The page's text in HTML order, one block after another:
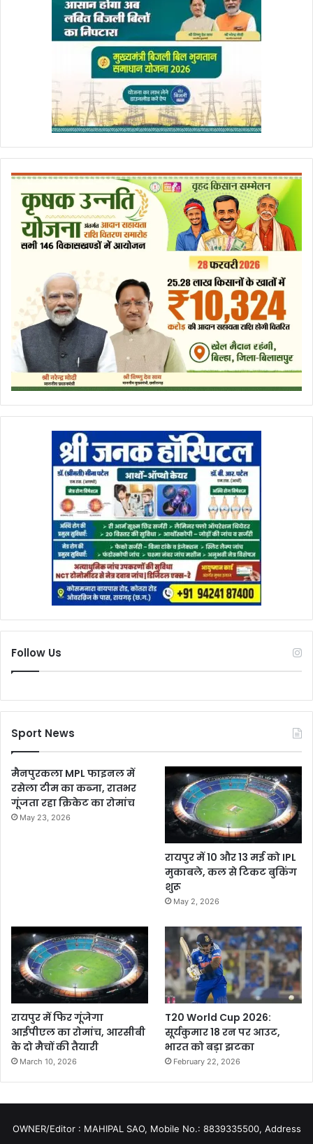
Follow Us
Sport News
मैनपुरकला MPL फाइनल में
रसेला टीम का कब्जा, रातभर
गूंजता रहा क्रिकेट का रोमांच
May 23, 2026
रायपुर में 10 और 13 मई को IPL
मुकाबले, कल से टिकट बुकिंग
शुरू
May 2, 2026
रायपुर में फिर गूंजेगा
आईपीएल का रोमांच, आरसीबी
के दो मैचों की तैयारी
March 10, 2026
T20 World Cup 2026:
सूर्यकुमार 18 रन पर आउट,
भारत को बड़ा झटका
February 22, 2026
OWNER/Editor : MAHIPAL SAO, Mobile No.: 8839335500, Address